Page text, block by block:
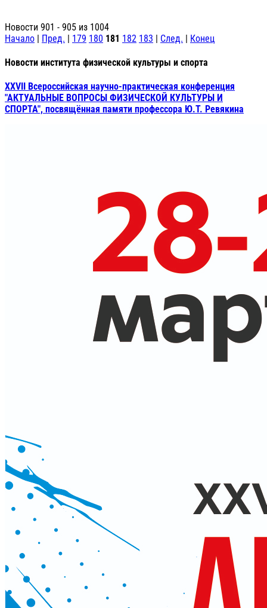
Новости 901 - 905 из 1004
Начало | Пред. | 179 180 181 182 183 | След. | Конец
Новости института физической культуры и спорта
XXVII Всероссийская научно-практическая конференция
"АКТУАЛЬНЫЕ ВОПРОСЫ ФИЗИЧЕСКОЙ КУЛЬТУРЫ И
СПОРТА", посвящённая памяти профессора Ю.Т. Ревякина